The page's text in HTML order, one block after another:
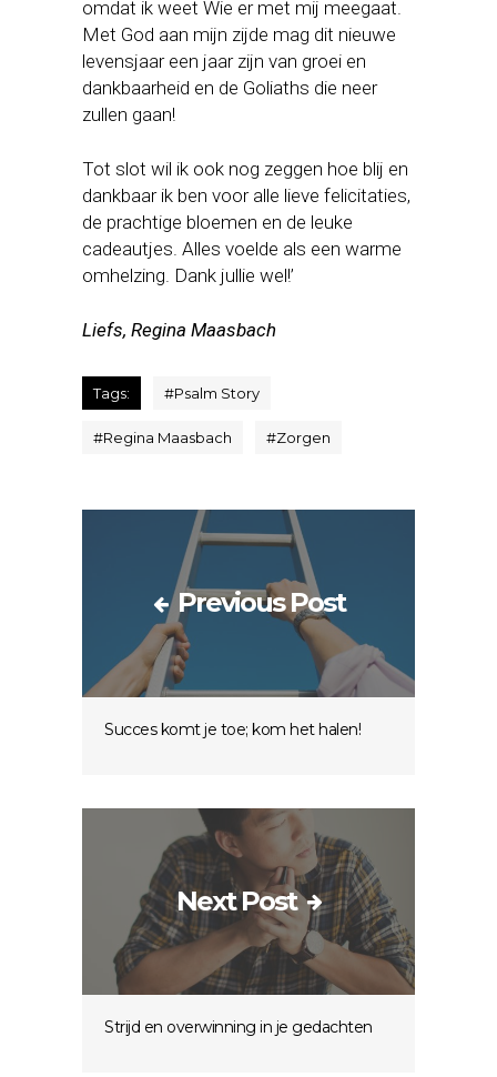
omdat ik weet Wie er met mij meegaat.
Met God aan mijn zijde mag dit nieuwe
levensjaar een jaar zijn van groei en
dankbaarheid en de Goliaths die neer
zullen gaan!
Tot slot wil ik ook nog zeggen hoe blij en
dankbaar ik ben voor alle lieve felicitaties,
de prachtige bloemen en de leuke
cadeautjes. Alles voelde als een warme
omhelzing. Dank jullie wel!’
Liefs, Regina Maasbach
Tags: #Psalm Story
#Regina Maasbach #Zorgen
Previous Post
Succes komt je toe; kom het halen!
Next Post
Strijd en overwinning in je gedachten